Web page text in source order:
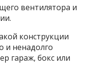
вентилятора и
конструкции
и ненадолго
гараж, бокс или